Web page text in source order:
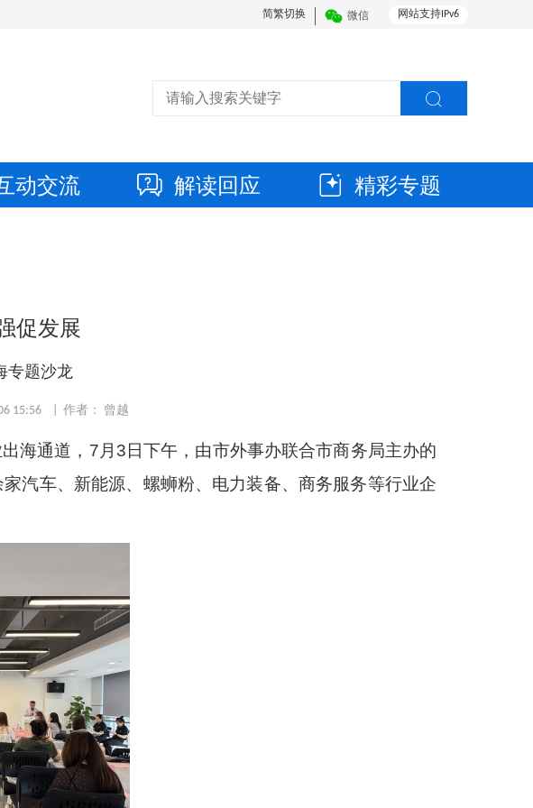
网站支持IPv6
简繁切换 微信
动交流 解读回应 精彩专题
促发展
专题沙龙
15:56 | 作者： 曾越
海通道， 7 月 3 日下午，由市外事办联合市商务局主办的
汽车、新能源、螺蛳粉、电力装备、商务服务等行业企